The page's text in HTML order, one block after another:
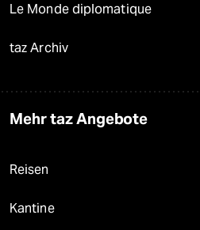
Le Monde diplomatique
taz Archiv
Mehr taz Angebote
Reisen
Kantine